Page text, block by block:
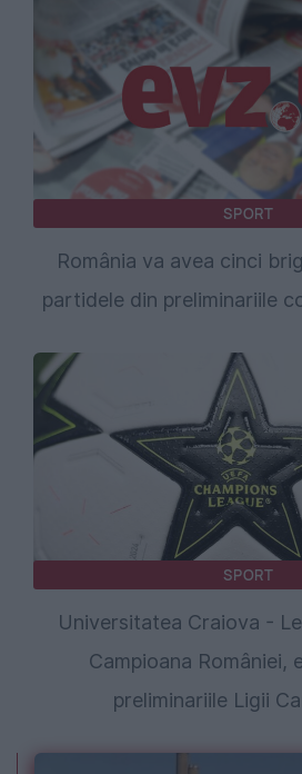
SPORT
România va avea cinci
partidele din preliminariile
SPORT
Universitatea Craiova -
Campioana României,
preliminariile Ligii